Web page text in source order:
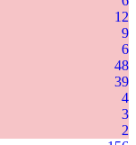
12
9
6
48
39
4
3
2